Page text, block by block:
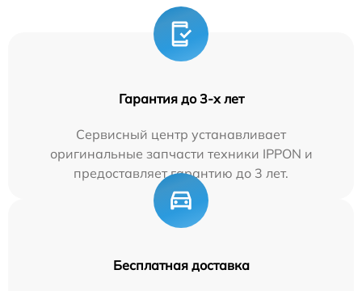
Гарантия до 3-х лет
Сервисный центр устанавливает
оригинальные запчасти техники IPPON и
предоставляет гарантию до 3 лет.
Бесплатная доставка